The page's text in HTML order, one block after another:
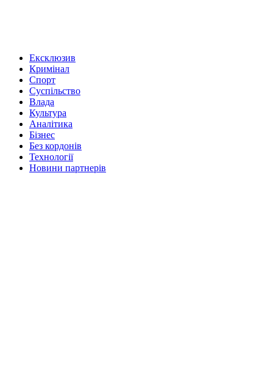
Ексклюзив
Кримінал
Спорт
Суспільство
Влада
Культура
Аналітика
Бізнес
Без кордонів
Технології
Новини партнерів